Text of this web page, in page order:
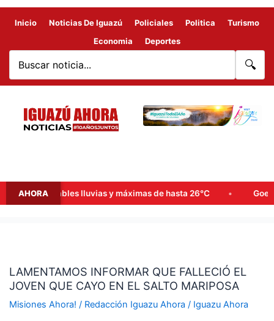
Inicio Noticias De Iguazú Policiales Politica
Turismo
Economia
Deportes
🔍
AHORAlluvias y máximas de hasta 26°C Goerling,
LAMENTAMOS INFORMAR QUE FALLECIÓ EL
JOVEN QUE CAYO EN EL SALTO MARIPOSA
Misiones Ahora! / Redacción Iguazu Ahora / Iguazu Ahora
QUE
FALLECIÓ
EL